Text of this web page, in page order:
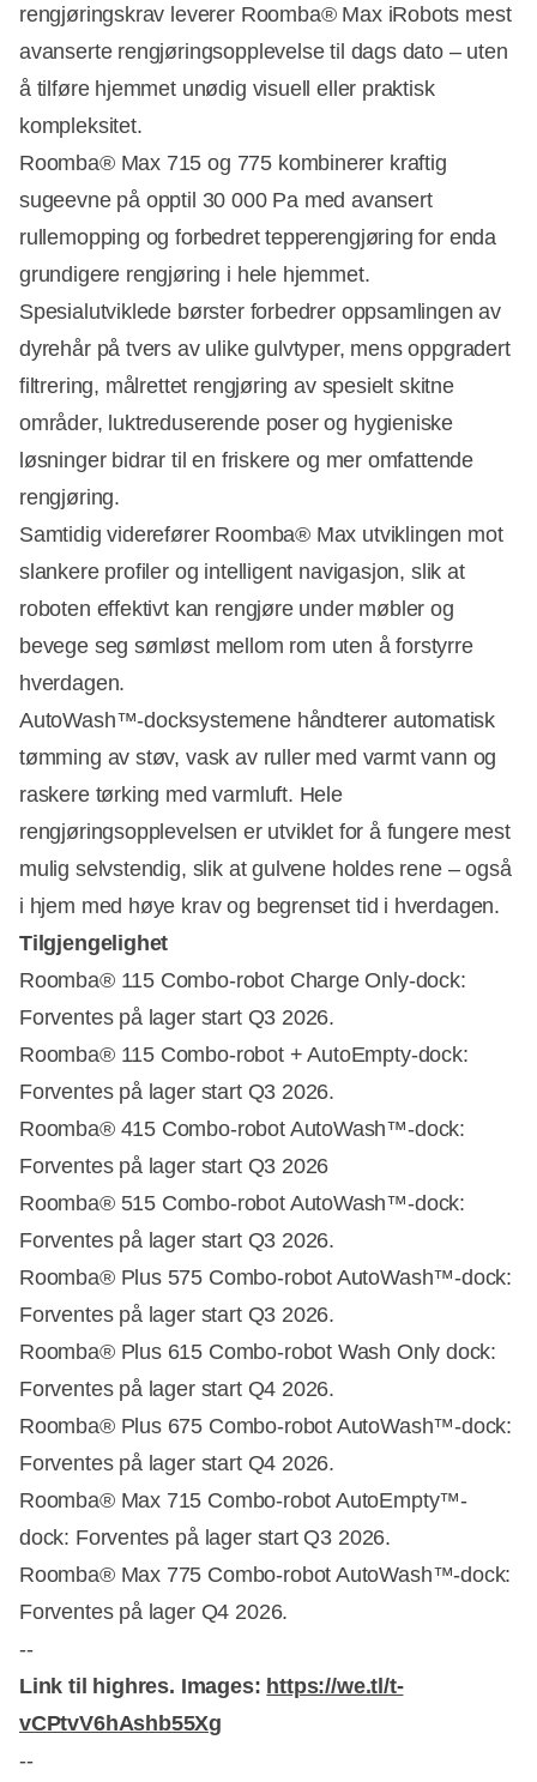
rengjøringskrav leverer Roomba® Max iRobots mest
avanserte rengjøringsopplevelse til dags dato – uten
å tilføre hjemmet unødig visuell eller praktisk
kompleksitet.
Roomba® Max 715 og 775 kombinerer kraftig
sugeevne på opptil 30 000 Pa med avansert
rullemopping og forbedret tepperengjøring for enda
grundigere rengjøring i hele hjemmet.
Spesialutviklede børster forbedrer oppsamlingen av
dyrehår på tvers av ulike gulvtyper, mens oppgradert
filtrering, målrettet rengjøring av spesielt skitne
områder, luktreduserende poser og hygieniske
løsninger bidrar til en friskere og mer omfattende
rengjøring.
Samtidig viderefører Roomba® Max utviklingen mot
slankere profiler og intelligent navigasjon, slik at
roboten effektivt kan rengjøre under møbler og
bevege seg sømløst mellom rom uten å forstyrre
hverdagen.
AutoWash™-docksystemene håndterer automatisk
tømming av støv, vask av ruller med varmt vann og
raskere tørking med varmluft. Hele
rengjøringsopplevelsen er utviklet for å fungere mest
mulig selvstendig, slik at gulvene holdes rene – også
i hjem med høye krav og begrenset tid i hverdagen.
Tilgjengelighet
Roomba® 115 Combo-robot Charge Only-dock:
Forventes på lager start Q3 2026.
Roomba® 115 Combo-robot + AutoEmpty-dock:
Forventes på lager start Q3 2026.
Roomba® 415 Combo-robot AutoWash™-dock:
Forventes på lager start Q3 2026
Roomba® 515 Combo-robot AutoWash™-dock:
Forventes på lager start Q3 2026.
Roomba® Plus 575 Combo-robot AutoWash™-dock:
Forventes på lager start Q3 2026.
Roomba® Plus 615 Combo-robot Wash Only dock:
Forventes på lager start Q4 2026.
Roomba® Plus 675 Combo-robot AutoWash™-dock:
Forventes på lager start Q4 2026.
Roomba® Max 715 Combo-robot AutoEmpty™-
dock: Forventes på lager start Q3 2026.
Roomba® Max 775 Combo-robot AutoWash™-dock:
Forventes på lager Q4 2026.
--
Link til highres. Images: https://we.tl/t-
vCPtvV6hAshb55Xg
--